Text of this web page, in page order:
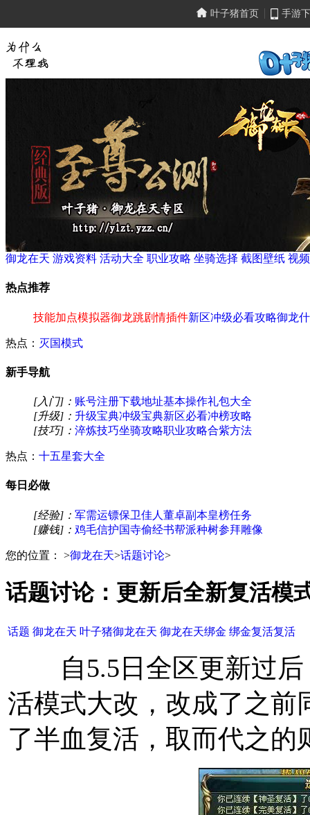
叶子猪首页 手游
御龙在天 游戏资料 活动大全 职业攻略 坐骑选择 截图壁纸 视
热点推荐
技能加点模拟器御龙跳剧情插件新区冲级必看攻略御龙
热点： 灭国模式
新手导航
[入门]： 账号注册下载地址基本操作礼包大全
[升级]： 升级宝典冲级宝典新区必看冲榜攻略
[技巧]： 淬炼技巧坐骑攻略职业攻略合紫方法
热点： 十五星套大全
每日必做
[经验]： 军需运镖保卫佳人 董卓副本皇榜任务
[赚钱]： 鸡毛信护国寺偷经书帮派种树参拜雕像
您的位置： >御龙在天>话题讨论>
话题讨论：更新后全新复活模
话题 御龙在天 叶子猪御龙在天 御龙在天绑金 绑金复活复活
自5.5日全区更新过后
活模式大改，改成了之前
了半血复活，取而代之